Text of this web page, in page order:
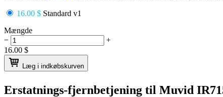
16.00 $ Standard v1
Mængde
−
+
16.00 $
Læg i indkøbskurven
Erstatnings-fjernbetjening til Muvid